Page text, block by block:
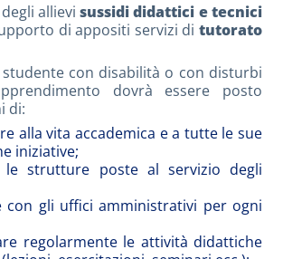
allievisussidi didattici e tecnici
di appositi servizi di tutorato
con disabilità o con disturbi
dovrà essere posto
di:
alla vita accademica e a tutte le sue
iniziative;
le strutture poste al servizio degli
con gli uffici amministrativi per ogni
regolarmente le attività didattiche